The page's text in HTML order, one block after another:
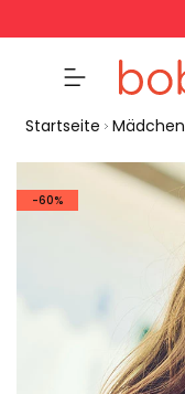
Startseite Mädchen
-60%